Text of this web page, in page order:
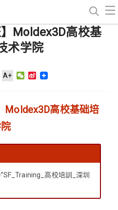
】Moldex3D高校基
术学院
A+ WeChat
Sina
Moldex3D高校基础培
高校培訓_深圳